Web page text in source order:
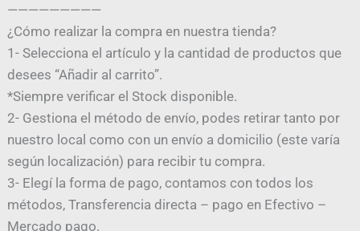
—————————
¿Cómo realizar la compra en nuestra tienda?
1- Selecciona el artículo y la cantidad de productos que
desees “Añadir al carrito”.
*Siempre verificar el Stock disponible.
2- Gestiona el método de envío, podes retirar tanto por
nuestro local como con un envío a domicilio (este varía
según localización) para recibir tu compra.
3- Elegí la forma de pago, contamos con todos los
métodos, Transferencia directa – pago en Efectivo –
Mercado pago.